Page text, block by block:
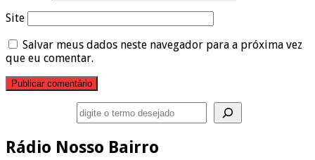
Site
Salvar meus dados neste navegador para a próxima vez
que eu comentar.
Rádio Nosso Bairro